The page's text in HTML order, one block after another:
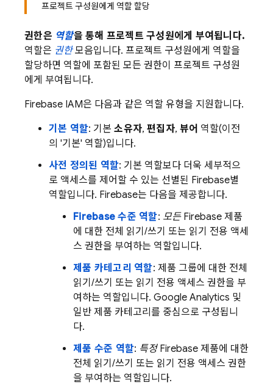
프로젝트 구성원에게 역할 할당
권한은 역할을 통해 프로젝트 구성원에게 부여됩니다.
역할은 권한모음입니다. 프로젝트 구성원에게 역할을
할당하면 역할에 포함된 모든 권한이 프로젝트 구성원
에게 부여됩니다.
Firebase IAM은 다음과 같은 역할 유형을 지원합니다.
기본 역할: 기본소유자, 편집자, 뷰어 역할(이전
의 '기본' 역할)입니다.
사전 정의된 역할: 기본 역할보다 더욱 세부적으
로 액세스를 제어할 수 있는 선별된 Firebase별
역할입니다. Firebase는 다음을 제공합니다.
Firebase 수준 역할: 모든Firebase 제품
에 대한 전체 읽기/쓰기 또는 읽기 전용 액세
스 권한을 부여하는 역할입니다.
제품 카테고리 역할: 제품 그룹에 대한 전체
읽기/쓰기 또는 읽기 전용 액세스 권한을 부
여하는 역할입니다. Google Analytics 및
일반 제품 카테고리를 중심으로 구성됩니
다.
제품 수준 역할: 특정Firebase 제품에 대한
전체 읽기/쓰기 또는 읽기 전용 액세스 권한
을 부여하는 역할입니다.